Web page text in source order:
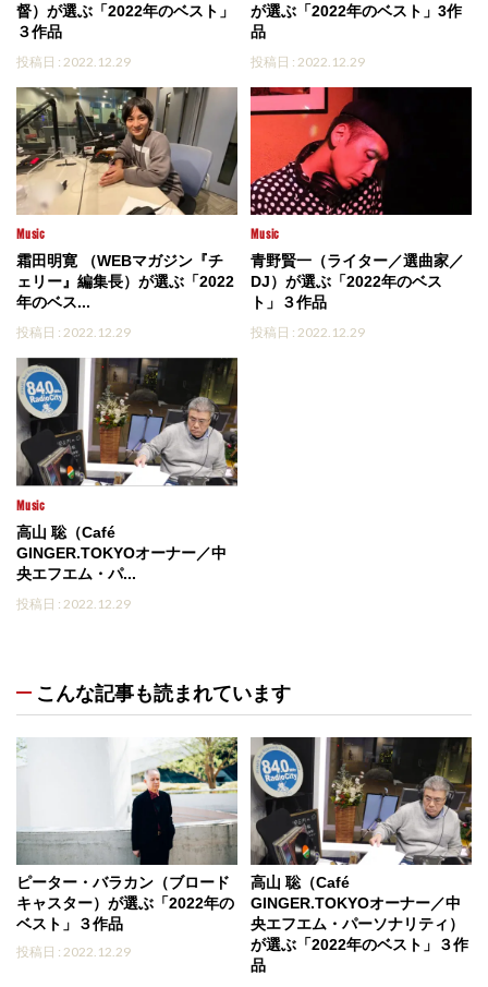
督）が選ぶ「2022年のベスト」
３作品
投稿日 : 2022.12.29
が選ぶ「2022年のベスト」3作
品
投稿日 : 2022.12.29
Music
霜田明寛 （WEBマガジン『チ
ェリー』編集長）が選ぶ「2022
年のベス...
投稿日 : 2022.12.29
Music
青野賢一（ライター／選曲家／
DJ）が選ぶ「2022年のベス
ト」３作品
投稿日 : 2022.12.29
Music
高山 聡（Café
GINGER.TOKYOオーナー／中
央エフエム・パ...
投稿日 : 2022.12.29
こんな記事も読まれています
ピーター・バラカン（ブロード
キャスター）が選ぶ「2022年の
ベスト」３作品
投稿日 : 2022.12.29
高山 聡（Café
GINGER.TOKYOオーナー／中
央エフエム・パーソナリティ）
が選ぶ「2022年のベスト」３作
品